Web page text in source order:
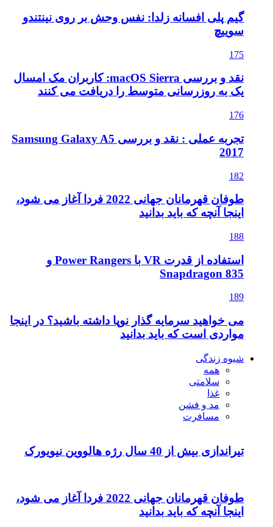
گیم پلی افسانه زلدا: نفس وحش بر روی نینتندو
سوییچ
175
نقد و بررسی macOS Sierra: کاربران مک امسال
یک به روزرسانی متوسط را دریافت می کنند
176
تجربه عملی : نقد و بررسی Samsung Galaxy A5
2017
182
طوفان قهرمانان جهانی 2022 فردا آغاز می شود،
اینجا آنچه که باید بدانید
188
استفاده از قدرت VR با Power Rangers و
Snapdragon 835
189
می خواهید سرمایه گذار نوپا داشته باشید؟ در اینجا
مواردی است که باید بدانید
شیوه زندگی
همه
سلامتی
غذا
مد و فشن
مسافرت
تیراندازی بیش از 40 سال رژه هالووین نیویورک
طوفان قهرمانان جهانی 2022 فردا آغاز می شود،
اینجا آنچه که باید بدانید